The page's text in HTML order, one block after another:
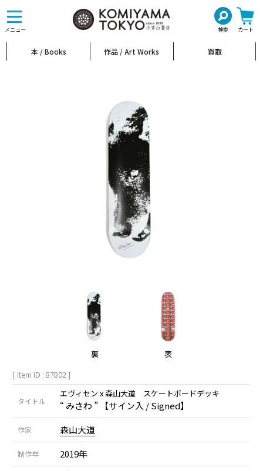
メニュー 検索 カート
toggle
navigation
本 / Books 作品 / Art Works 買取
裏
表
[ Item ID : 87802 ]
タイトル
エヴィセン x 森山大道 スケートボードデッキ
“ みさわ ” 【サイン入 / Signed】
作家 森山大道
制作年 2019年